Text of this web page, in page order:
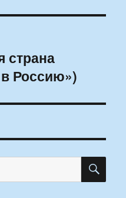
страна
Россию»)